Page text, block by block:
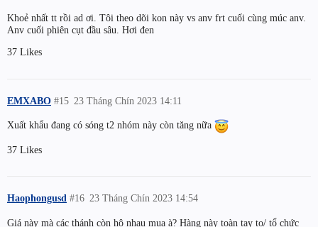
Khoẻ nhất tt rồi ad ơi. Tôi theo dõi kon này vs anv frt cuối cùng múc anv.
Anv cuối phiên cụt đầu sâu. Hơi đen
37 Likes
EMXABO 23 Tháng Chín 2023 14:11
#15
Xuất khẩu đang có sóng t2 nhóm này còn tăng nữa
37 Likes
Haophongusd 23 Tháng Chín 2023 14:54
#16
Giá này mà các thánh còn hô nhau mua à? Hàng này toàn tay to/ tổ chức